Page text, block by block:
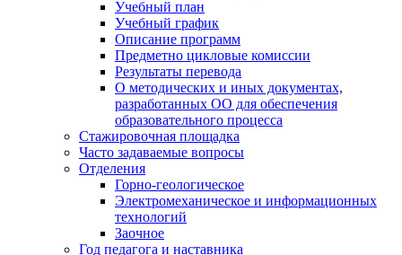
Учебный план
Учебный график
Описание программ
Предметно цикловые комиссии
Результаты перевода
О методических и иных документах,
разработанных ОО для обеспечения
образовательного процесса
Стажировочная площадка
Часто задаваемые вопросы
Отделения
Горно-геологическое
Электромеханическое и информационных
технологий
Заочное
Год педагога и наставника